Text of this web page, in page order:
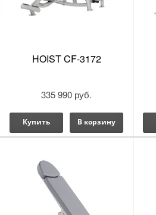
HOIST CF-3172
335 990 руб.
Купить В корзину